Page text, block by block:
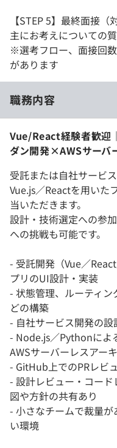
【STEP 5】最終面接（
主にお考えについての
※選考フロー、面接回
があります
職務内容
Vue/React経験者歓迎
ダン開発×AWSサーバ
受託または自社サービ
Vue.js／Reactを用いた
当いただきます。
設計・技術選定への参
への挑戦も可能です。
- 受託開発（Vue／
プリのUI設計・実装
- 状態管理、ルーティ
どの構築
- 自社サービス開発の
- Node.js／Pythonによ
AWSサーバーレスアー
- GitHub上でのPRレビ
- 設計レビュー・コー
図や方針の共有あり
- 小さなチームで裁量
い環境